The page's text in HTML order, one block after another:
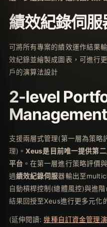
績效紀錄伺服
可將所有專案的績效運作結果
效紀錄並繪製成圖表，可進行
戶的演算法設計
2-level
支援兩層式管理(第一層為策略
理)。 Xeus是目前唯一提供第
平台 。在第一層進行策略評價
過績效紀錄伺服器輸出至
自動槓桿控制(總體風控)與進
結果回授至Xeus進行更多元化
(延伸閱讀:幾種自訂資金管理